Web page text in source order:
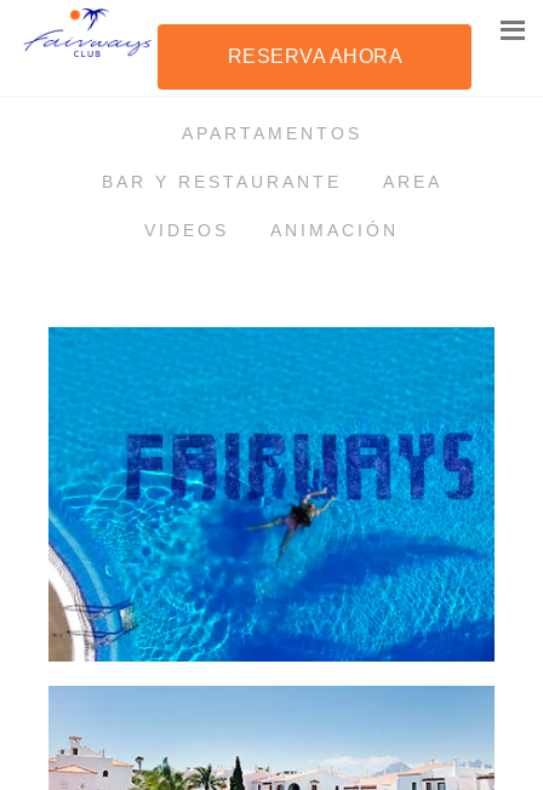
RESERVA AHORA
VER TODO
APARTAMENTOS
BAR Y RESTAURANTE AREA
VIDEOS ANIMACIÓN